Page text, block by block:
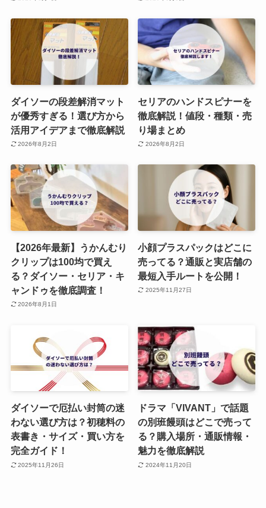
ダイソーの段差解消マット
が優秀すぎる！選び方から
活用アイデアまで徹底解説
2026年8月2日
セリアのハンドスピナーを
徹底解説！値段・種類・売
り場まとめ
2026年8月2日
【2026年最新】うかんむり
クリップは100均で買え
る？ダイソー・セリア・キ
ャンドゥを徹底調査！
2026年8月1日
小顔プラスパックはどこに
売ってる？通販と実店舗の
最短入手ルートを公開！
2025年11月27日
ダイソーで厄払い封筒の迷
わない選び方は？初穂料の
表書き・サイズ・買い方を
完全ガイド！
2025年11月26日
ドラマ「VIVANT」で話題
の別班饅頭はどこで売って
る？購入場所・通販情報・
魅力を徹底解説
2024年11月20日